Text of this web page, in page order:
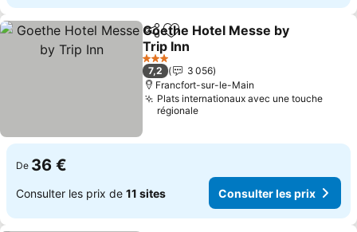
PartagerAjouter à mes favoris
Goethe Hotel Messe by
Trip Inn
Consulter les prix
3 Étoiles
7,2
3 056
Francfort-sur-le-Main
Plats internationaux avec une touche
régionale
De 36 €
Consulter les prix de 11 sites Consulter les prix